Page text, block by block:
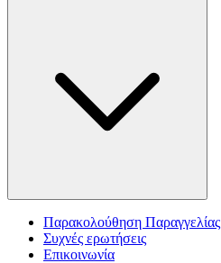
Παρακολούθηση Παραγγελίας
Συχνές ερωτήσεις
Επικοινωνία